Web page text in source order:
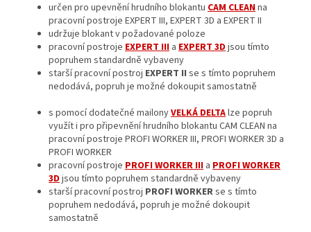
určen pro upevnění hrudního blokantu CAM CLEANna
pracovní postroje EXPERT III, EXPERT 3D a EXPERT II
udržuje blokant v požadované poloze
pracovní postroje EXPERT III a EXPERT 3Djsou tímto
popruhem standardně vybaveny
starší pracovní postroj EXPERT II se s tímto popruhem
nedodává, popruh je možné dokoupit samostatně
s pomocí dodatečné mailonyVELKÁ DELTAlze popruh
využít i pro připevnění hrudního blokantu CAM CLEAN na
pracovní postroje PROFI WORKER III, PROFI WORKER 3D a
PROFI WORKER
pracovní postroje PROFI WORKER III a PROFI WORKER
3Djsou tímto popruhem standardně vybaveny
starší pracovní postroj PROFI WORKERse s tímto
popruhem nedodává, popruh je možné dokoupit
samostatně